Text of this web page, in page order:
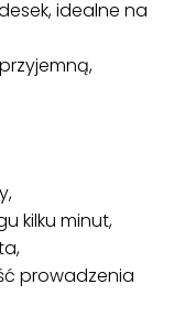
idealne na
kilku minut,
prowadzenia